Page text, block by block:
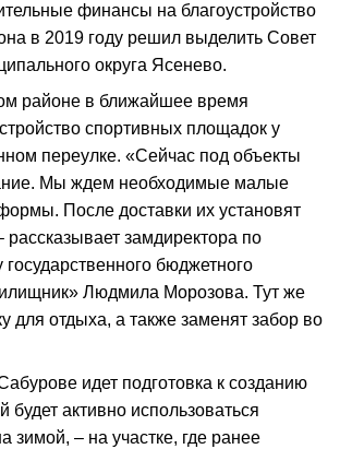
финансы на благоустройство
в 2019 году решил выделить Совет
округа Ясенево.
районе в ближайшее время
спортивных площадок у
переулке. «Сейчас под объекты
Мы ждем необходимые малые
После доставки их установят
рассказывает замдиректора по
государственного бюджетного
Людмила Морозова. Тут же
для отдыха, а также заменят забор во
идет подготовка к созданию
будет активно использоваться
зимой, – на участке, где ранее